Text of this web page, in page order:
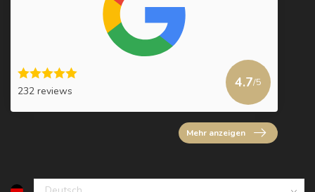
232 reviews
4.7/5
Mehr anzeigen